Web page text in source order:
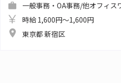
一般事務・OA事務/他オフィス
時給 1,600円～1,600円
東京都 新宿区